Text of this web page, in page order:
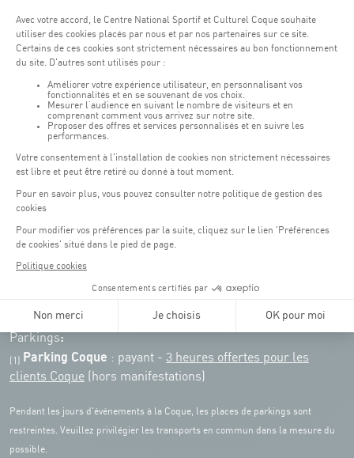
Horaires d'ouverture du batiment de la Coque :
Lundi - vendredi : 06h30 - 22h00
Pensez à vous informer des horaires d'ouverture de chaque activité.
COQUE • 2 rue Léon Hengen, Luxembourg (L-1745)
Parkings:
(1) Parking Coque : payant - 3 heures offertes pour les
clients Coque (hors manifestations)
Pendant les jours d'événements à la Coque, les places de parkings sont
restreintes. Veuillez privilégier les transports en commun dans la mesure du
possible.